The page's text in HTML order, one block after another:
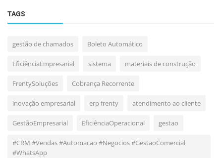
TAGS
gestão de chamados Boleto Automático
EficiênciaEmpresarial sistema materiais de construção
FrentySoluções Cobrança Recorrente
inovação empresarial erp frenty atendimento ao cliente
GestãoEmpresarial EficiênciaOperacional gestao
#CRM #Vendas #Automacao #Negocios #GestaoComercial
#WhatsApp